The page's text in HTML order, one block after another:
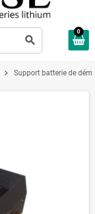
search
0
chevron_right Support batterie de